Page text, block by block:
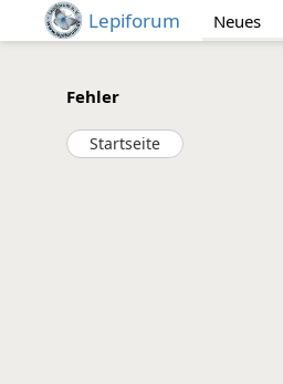
Lepiforum Neues
Fehler
Startseite